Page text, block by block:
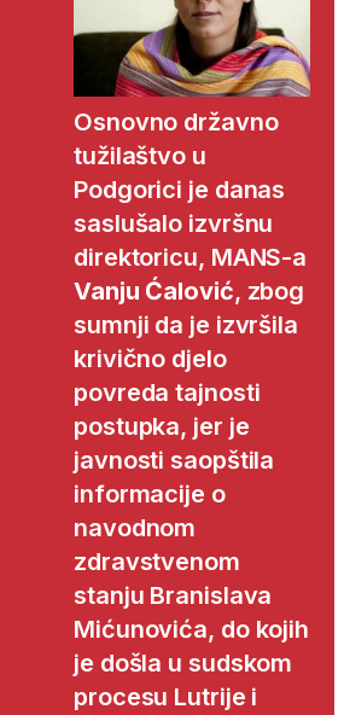
Osnovno državno
tužilaštvo u
Podgorici je danas
saslušalo izvršnu
direktoricu, MANS-a
Vanju Ćalović, zbog
sumnji da je izvršila
krivično djelo
povreda tajnosti
postupka, jer je
javnosti saopštila
informacije o
navodnom
zdravstvenom
stanju Branislava
Mićunovića, do kojih
je došla u sudskom
procesu Lutrije i